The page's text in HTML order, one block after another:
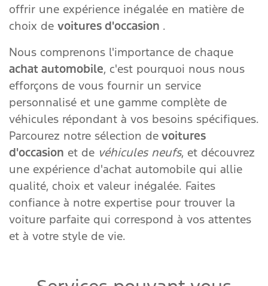
offrir une expérience inégalée en matière de
choix de voitures d'occasion .
Nous comprenons l'importance de chaque
achat automobile, c'est pourquoi nous nous
efforçons de vous fournir un service
personnalisé et une gamme complète de
véhicules répondant à vos besoins spécifiques.
Parcourez notre sélection de voitures
d'occasion et de véhicules neufs, et découvrez
une expérience d'achat automobile qui allie
qualité, choix et valeur inégalée. Faites
confiance à notre expertise pour trouver la
voiture parfaite qui correspond à vos attentes
et à votre style de vie.